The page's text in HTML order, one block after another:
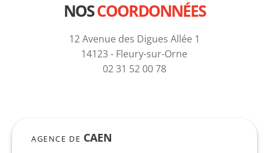
NOSCOORDONNÉES
12 Avenue des Digues Allée 1
14123 - Fleury-sur-Orne
02 31 52 00 78
AGENCE DE CAEN